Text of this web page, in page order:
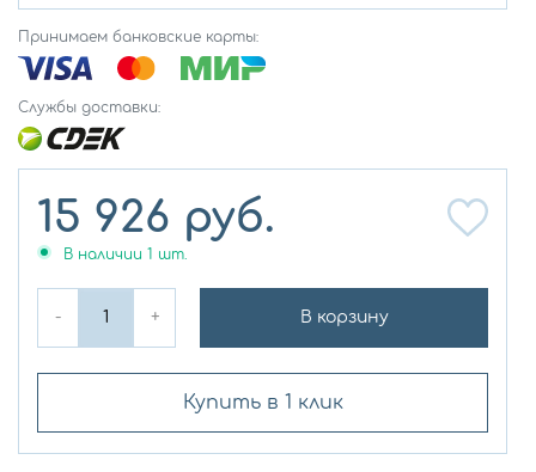
Принимаем банковские карты:
Службы доставки:
15 926 руб.
В наличии 1 шт.
- + В корзину
Купить в 1 клик